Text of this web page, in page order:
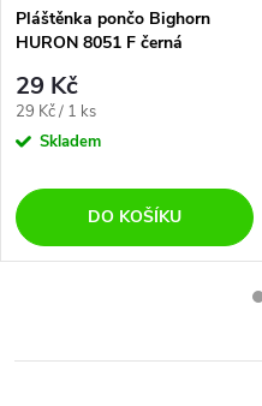
Pláštěnka pončo Bighorn
HURON 8051 F černá
29 Kč
Měrná
cena:
29 Kč / 1 ks
Skladem
DO KOŠÍKU